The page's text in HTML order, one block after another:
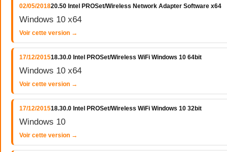
02/05/201820.50 Intel PROSet/Wireless Network Adapter Software x64
Windows 10 x64
Voir cette version →
17/12/201518.30.0 Intel PROSet/Wireless WiFi Windows 10 64bit
Windows 10 x64
Voir cette version →
17/12/201518.30.0 Intel PROSet/Wireless WiFi Windows 10 32bit
Windows 10
Voir cette version →